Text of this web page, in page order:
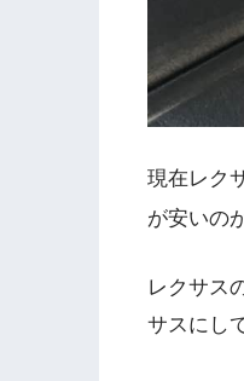
現在レク
が安いの
レクサス
サスにし